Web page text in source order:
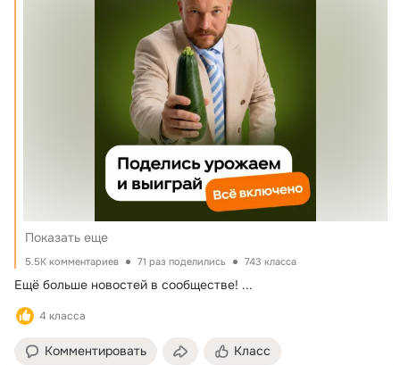
2. Оставьте комментарий к этому посту с фото своих
кабачков или урожая. Добавляйте несколько
комментариев, чтобы увеличить свои шансы на победу!
3. Победителей выберет лично VAVAN
— судить будет
строго, но от души.
Итоги подведём уже 10 августа, 10 главных по кабачкам
получат «Всё включено» на 3 дня.  Ждём ваши фото —
кидaйте кабачки и удивляйте всех урожаем!
Показать еще
5.5K комментариев 71 раз поделились 743 класса
Ещё больше новостей в сообществе! ...
4 класса
Комментировать Класс